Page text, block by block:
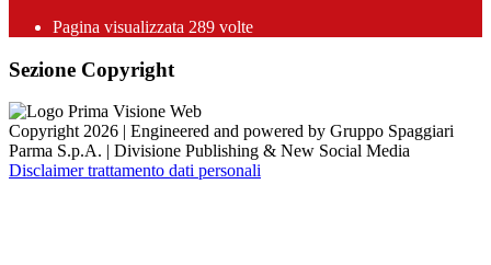
Pagina visualizzata 289 volte
Sezione Copyright
Copyright 2026 | Engineered and powered by Gruppo Spaggiari
Parma S.p.A. | Divisione Publishing & New Social Media
Disclaimer trattamento dati personali